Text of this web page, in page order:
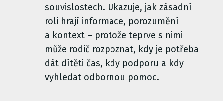
souvislostech. Ukazuje, jak zásadní
roli hrají informace, porozumění
a kontext – protože teprve s nimi
může rodič rozpoznat, kdy je potřeba
dát dítěti čas, kdy podporu a kdy
vyhledat odbornou pomoc.